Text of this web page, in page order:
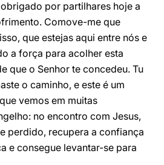
por partilhares hoje a
Comove-me que
que estejas aqui entre nós e
a força para acolher esta
que o Senhor te concedeu. Tu
o caminho, e este é um
vemos em muitas
no encontro com Jesus,
perdido, recupera a confiança
e consegue levantar-se para